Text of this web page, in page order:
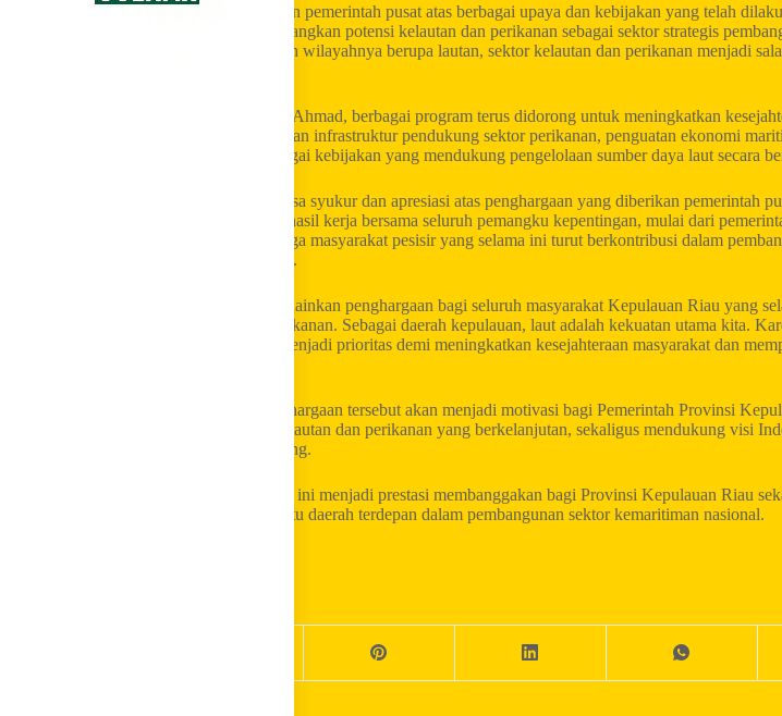
Penghargaan ini menjadi bentuk pengakuan pemerintah pusat atas berbagai upaya dan kebijakan yang telah
Provinsi Kepulauan Riau dalam mengembangkan potensi kelautan dan perikanan sebagai sektor strategis
Sebagai provinsi kepulauan yang 98 persen wilayahnya berupa lautan, sektor kelautan dan perikanan menjadi
Di bawah kepemimpinan Gubernur Ansar Ahmad, berbagai program terus didorong untuk meningkatkan
pesisir dan nelayan, mulai dari pembangunan infrastruktur pendukung sektor perikanan, penguatan ekonomi
nilai tambah hasil perikanan, hingga berbagai kebijakan yang mendukung pengelolaan sumber daya laut secara
Gubernur Ansar Ahmad menyampaikan rasa syukur dan apresiasi atas penghargaan yang diberikan pemerintah
Menurutnya, penghargaan ini merupakan hasil kerja bersama seluruh pemangku kepentingan, mulai dari
usaha perikanan, nelayan, akademisi, hingga masyarakat pesisir yang selama ini turut berkontribusi dalam
kelautan dan perikanan di Kepulauan Riau.
“Penghargaan ini bukan untuk pribadi, melainkan penghargaan bagi seluruh masyarakat Kepulauan Riau yang
sama membangun sektor kelautan dan perikanan. Sebagai daerah kepulauan, laut adalah kekuatan utama kita.
pembangunan sektor maritim akan terus menjadi prioritas demi meningkatkan kesejahteraan masyarakat dan
Gubernur Ansar menegaskan bahwa penghargaan tersebut akan menjadi motivasi bagi Pemerintah Provinsi
terus memperkuat pembangunan sektor kelautan dan perikanan yang berkelanjutan, sekaligus mendukung visi
negara maritim yang maju dan berdaya saing.
Penganugerahan Satyalancana Wira Karya ini menjadi prestasi membanggakan bagi Provinsi Kepulauan Riau
mempertegas posisi Kepri sebagai salah satu daerah terdepan dalam pembangunan sektor kemaritiman nasional.